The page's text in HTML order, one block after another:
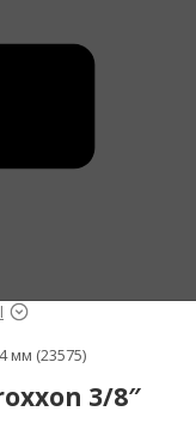
мм (23575)
3/8″